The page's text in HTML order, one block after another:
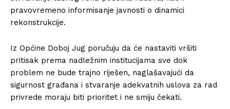
pravovremeno informisanje javnosti o dinamici
rekonstrukcije.
Iz Općine Doboj Jug poručuju da će nastaviti vršiti
pritisak prema nadležnim institucijama sve dok
problem ne bude trajno riješen, naglašavajući da
sigurnost građana i stvaranje adekvatnih uslova za rad
privrede moraju biti prioritet i ne smiju čekati.